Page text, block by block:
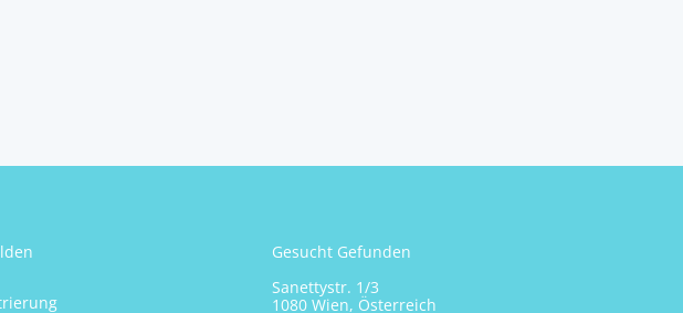
Gesucht Gefunden
Sanettystr. 1/3
1080 Wien, Österreich